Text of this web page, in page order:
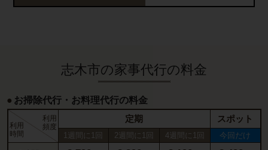
志木市の家事代行の料金
お掃除代行・お料理代行の料金
利用
時間
利用
頻度
定期 スポット
1週間に1回 2週間に1回 4週間に1回 今回だけ